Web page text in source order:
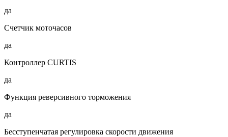
да
Счетчик моточасов
да
Контроллер CURTIS
да
Функция реверсивного торможения
да
Бесступенчатая регулировка скорости движения